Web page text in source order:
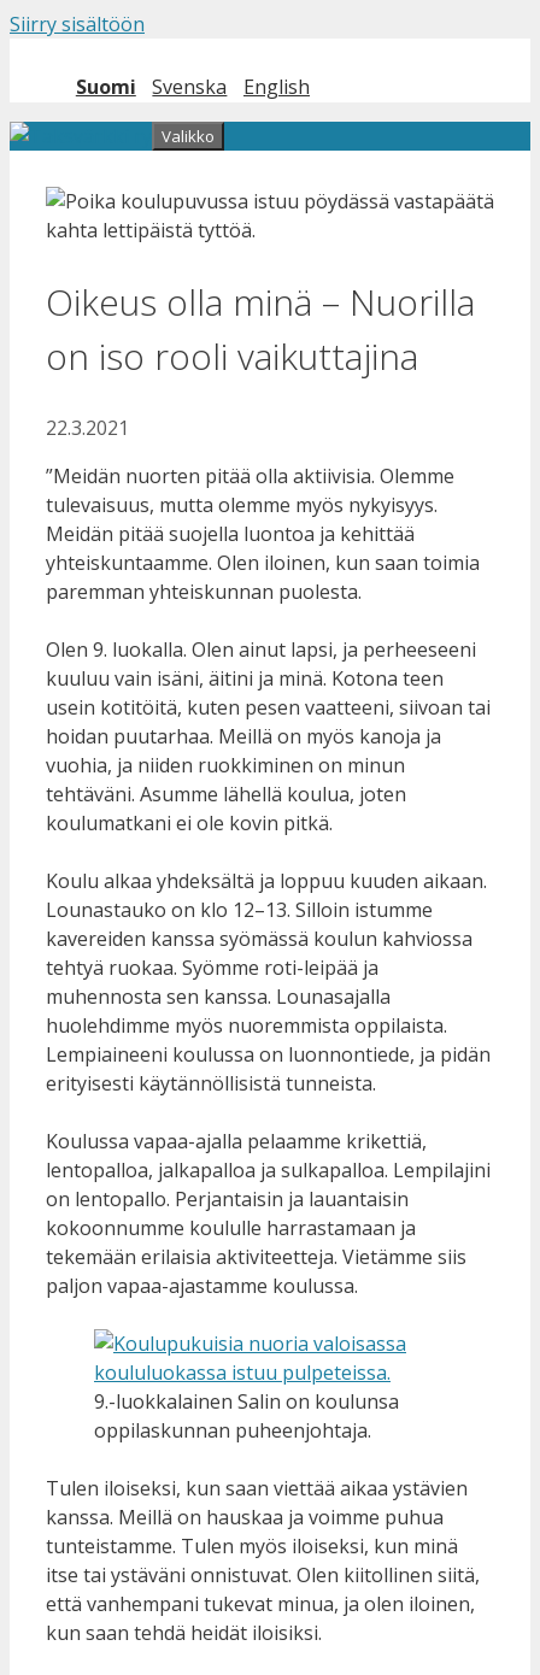
Siirry sisältöön
Suomi Svenska English
Valikko
Oikeus olla minä – Nuorilla
on iso rooli vaikuttajina
22.3.2021
”Meidän nuorten pitää olla aktiivisia. Olemme
tulevaisuus, mutta olemme myös nykyisyys.
Meidän pitää suojella luontoa ja kehittää
yhteiskuntaamme. Olen iloinen, kun saan toimia
paremman yhteiskunnan puolesta.
Olen 9. luokalla. Olen ainut lapsi, ja perheeseeni
kuuluu vain isäni, äitini ja minä. Kotona teen
usein kotitöitä, kuten pesen vaatteeni, siivoan tai
hoidan puutarhaa. Meillä on myös kanoja ja
vuohia, ja niiden ruokkiminen on minun
tehtäväni. Asumme lähellä koulua, joten
koulumatkani ei ole kovin pitkä.
Koulu alkaa yhdeksältä ja loppuu kuuden aikaan.
Lounastauko on klo 12–13. Silloin istumme
kavereiden kanssa syömässä koulun kahviossa
tehtyä ruokaa. Syömme roti-leipää ja
muhennosta sen kanssa. Lounasajalla
huolehdimme myös nuoremmista oppilaista.
Lempiaineeni koulussa on luonnontiede, ja pidän
erityisesti käytännöllisistä tunneista.
Koulussa vapaa-ajalla pelaamme krikettiä,
lentopalloa, jalkapalloa ja sulkapalloa. Lempilajini
on lentopallo. Perjantaisin ja lauantaisin
kokoonnumme koululle harrastamaan ja
tekemään erilaisia aktiviteetteja. Vietämme siis
paljon vapaa-ajastamme koulussa.
9.-luokkalainen Salin on koulunsa
oppilaskunnan puheenjohtaja.
Tulen iloiseksi, kun saan viettää aikaa ystävien
kanssa. Meillä on hauskaa ja voimme puhua
tunteistamme. Tulen myös iloiseksi, kun minä
itse tai ystäväni onnistuvat. Olen kiitollinen siitä,
että vanhempani tukevat minua, ja olen iloinen,
kun saan tehdä heidät iloisiksi.